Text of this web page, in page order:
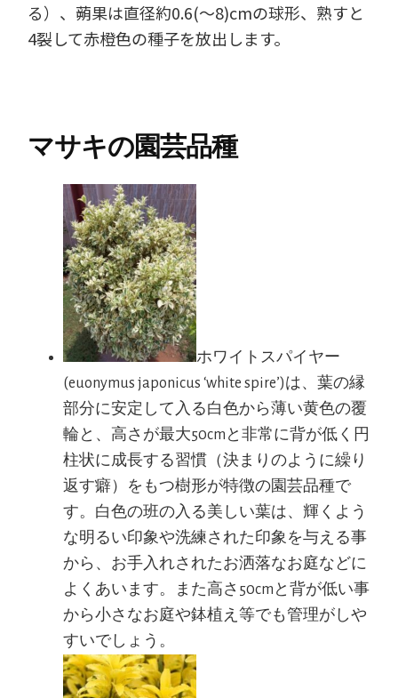
る）、蒴果は直径約0.6(～8)cmの球形、熟すと
4裂して赤橙色の種子を放出します。
マサキの園芸品種
ホワイトスパイヤー
(euonymus japonicus ‘white spire’)は、葉の縁
部分に安定して入る白色から薄い黄色の覆
輪と、高さが最大50cmと非常に背が低く円
柱状に成長する習慣（決まりのように繰り
返す癖）をもつ樹形が特徴の園芸品種で
す。白色の班の入る美しい葉は、輝くよう
な明るい印象や洗練された印象を与える事
から、お手入れされたお洒落なお庭などに
よくあいます。また高さ50cmと背が低い事
から小さなお庭や鉢植え等でも管理がしや
すいでしょう。